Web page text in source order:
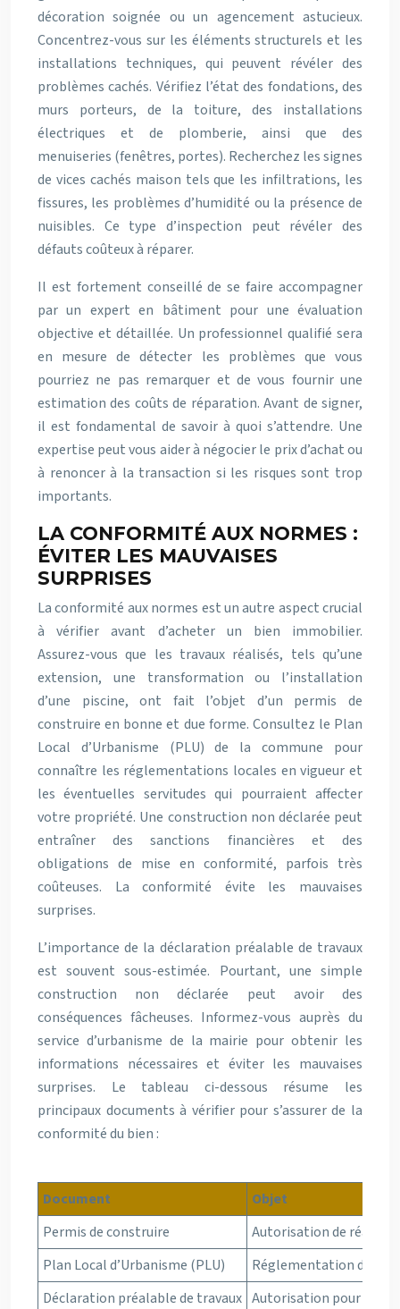
décoration soignée ou un agencement astucieux.
Concentrez-vous sur les éléments structurels et les
installations techniques, qui peuvent révéler des
problèmes cachés. Vérifiez l’état des fondations, des
murs porteurs, de la toiture, des installations
électriques et de plomberie, ainsi que des
menuiseries (fenêtres, portes). Recherchez les signes
de vices cachés maison tels que les infiltrations, les
fissures, les problèmes d’humidité ou la présence de
nuisibles. Ce type d’inspection peut révéler des
défauts coûteux à réparer.
Il est fortement conseillé de se faire accompagner
par un expert en bâtiment pour une évaluation
objective et détaillée. Un professionnel qualifié sera
en mesure de détecter les problèmes que vous
pourriez ne pas remarquer et de vous fournir une
estimation des coûts de réparation. Avant de signer,
il est fondamental de savoir à quoi s’attendre. Une
expertise peut vous aider à négocier le prix d’achat ou
à renoncer à la transaction si les risques sont trop
importants.
LA CONFORMITÉ AUX NORMES :
ÉVITER LES MAUVAISES
SURPRISES
La conformité aux normes est un autre aspect crucial
à vérifier avant d’acheter un bien immobilier.
Assurez-vous que les travaux réalisés, tels qu’une
extension, une transformation ou l’installation
d’une piscine, ont fait l’objet d’un permis de
construire en bonne et due forme. Consultez le Plan
Local d’Urbanisme (PLU) de la commune pour
connaître les réglementations locales en vigueur et
les éventuelles servitudes qui pourraient affecter
votre propriété. Une construction non déclarée peut
entraîner des sanctions financières et des
obligations de mise en conformité, parfois très
coûteuses. La conformité évite les mauvaises
surprises.
L’importance de la déclaration préalable de travaux
est souvent sous-estimée. Pourtant, une simple
construction non déclarée peut avoir des
conséquences fâcheuses. Informez-vous auprès du
service d’urbanisme de la mairie pour obtenir les
informations nécessaires et éviter les mauvaises
surprises. Le tableau ci-dessous résume les
principaux documents à vérifier pour s’assurer de la
conformité du bien :
Document
Objet
Permis de construire
Autorisation de réaliser
Plan Local d’Urbanisme (PLU)
Réglementation de
Déclaration préalable de travaux Autorisation pour